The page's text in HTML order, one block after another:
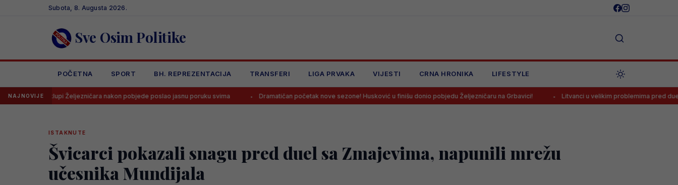
Subota, 8. Augusta 2026.
Sve Osim Politike
POČETNA SPORT BH. REPREZENTACIJA TRANSFERI LIGA PRVAKA VIJESTI CRNA HRONIKA LIFESTYLE
NAJNOVIJE
Željezničara nakon pobjede poslao jasnu poruku svima Dramatičan početak nove sezone! Husković u finišu donio pobjedu Željezničaru na Grbavici! Litvanci u velikim problemima pred duel protiv BiH
ISTAKNUTE
Švicarci pokazali snagu pred duel sa Zmajevima, napunili mrežu
učesnika Mundijala